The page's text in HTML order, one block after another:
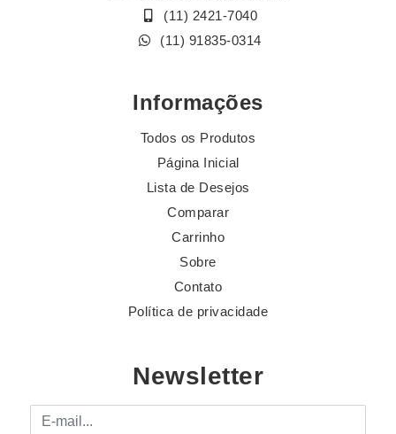
(11) 2421-7040
(11) 91835-0314
Informações
Todos os Produtos
Página Inicial
Lista de Desejos
Comparar
Carrinho
Sobre
Contato
Política de privacidade
Newsletter
E-mail